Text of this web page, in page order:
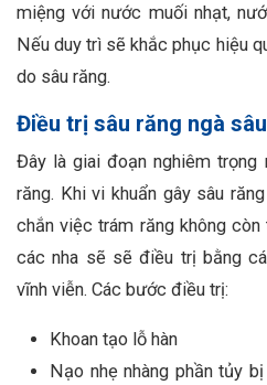
miệng với nước muối nhạt,
Nếu duy trì sẽ khắc phục hiệu
do sâu răng.
Điều trị sâu răng ngà
Đây là giai đoạn nghiêm
răng. Khi vi khuẩn gây sâu
chắn việc trám răng không còn
các nha sẽ sẽ điều trị bằng
vĩnh viễn. Các bước điều trị:
Khoan tạo lỗ hàn
Nạo nhẹ nhàng phần tủy